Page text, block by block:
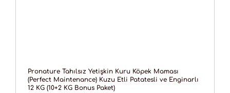
Pronature Tahılsız Yetişkin Kuru Köpek Maması
(Perfect Maintenance) Kuzu Etli Patatesli ve Enginarlı
12 KG (10+2 KG Bonus Paket)